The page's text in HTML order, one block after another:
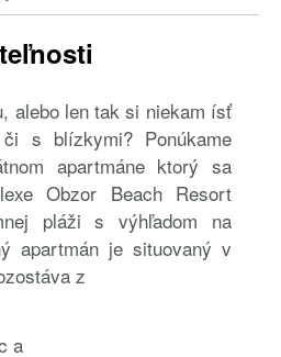
alebo len tak si niekam ísť
s blízkymi? Ponúkame
apartmáne ktorý sa
Obzor Beach Resort
pláži s výhľadom na
apartmán je situovaný v
z
a